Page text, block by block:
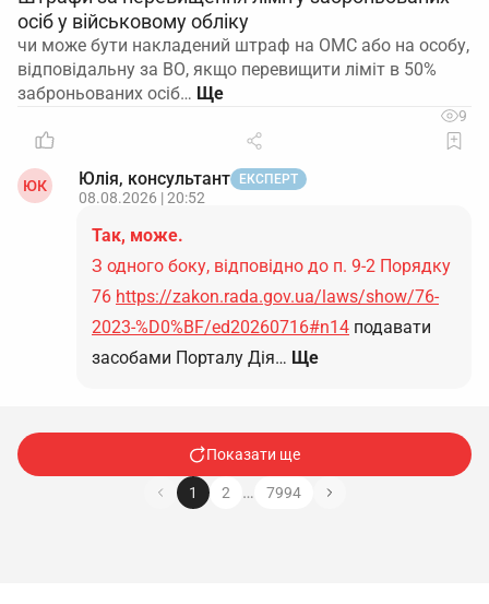
осіб у військовому обліку
чи може бути накладений штраф на ОМС або на особу,
відповідальну за ВО, якщо перевищити ліміт в 50%
заброньованих осіб…
9
ЮК Юлія, консультант ЕКСПЕРТ
08.08.2026 | 20:52
Так, може.
З одного боку, відповідно до п. 9-2 Порядку
76 https://zakon.rada.gov.ua/laws/show/76-
2023-%D0%BF/ed20260716#n14 подавати
засобами Порталу Дія… Ще
Показати ще
1 2 … 7994